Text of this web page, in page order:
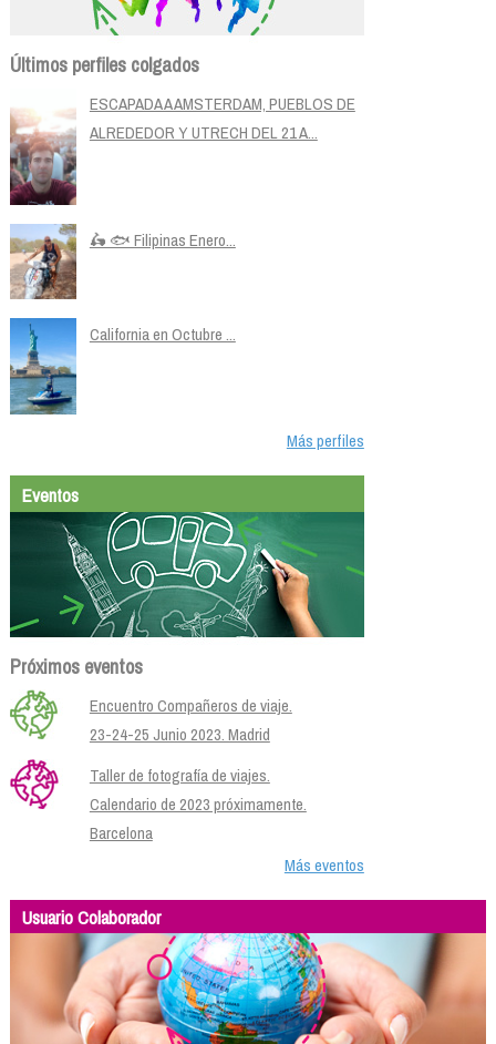
Últimos perfiles colgados
ESCAPADA A AMSTERDAM, PUEBLOS DE
ALREDEDOR Y UTRECH DEL 21 A...
🛵 🐟 Filipinas Enero...
California en Octubre ...
Más perfiles
Eventos
Próximos eventos
Encuentro Compañeros de viaje.
23-24-25 Junio 2023. Madrid
Taller de fotografía de viajes.
Calendario de 2023 próximamente.
Barcelona
Más eventos
Usuario Colaborador